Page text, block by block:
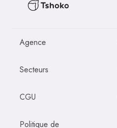
Agence
Secteurs
CGU
Politique de